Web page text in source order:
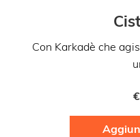
Con Karkadè che
€